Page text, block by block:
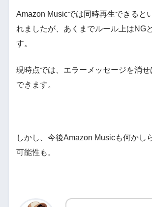
Amazon Musicでは同時再生できると
れましたが、あくまでルール上はNG
す。
現時点では、エラーメッセージを消
できます。
しかし、今後Amazon Musicも何かし
可能性も。